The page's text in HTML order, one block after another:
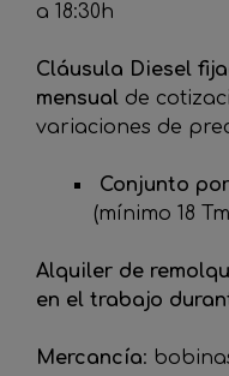
a 18:30h
Cláusula Diesel
mensual de
variaciones de
Conjunto
(mínimo 18
Alquiler de
en el trabajo
Mercancía: